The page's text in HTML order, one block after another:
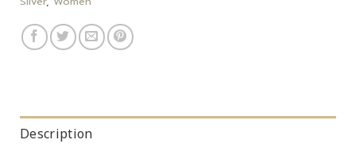
Description